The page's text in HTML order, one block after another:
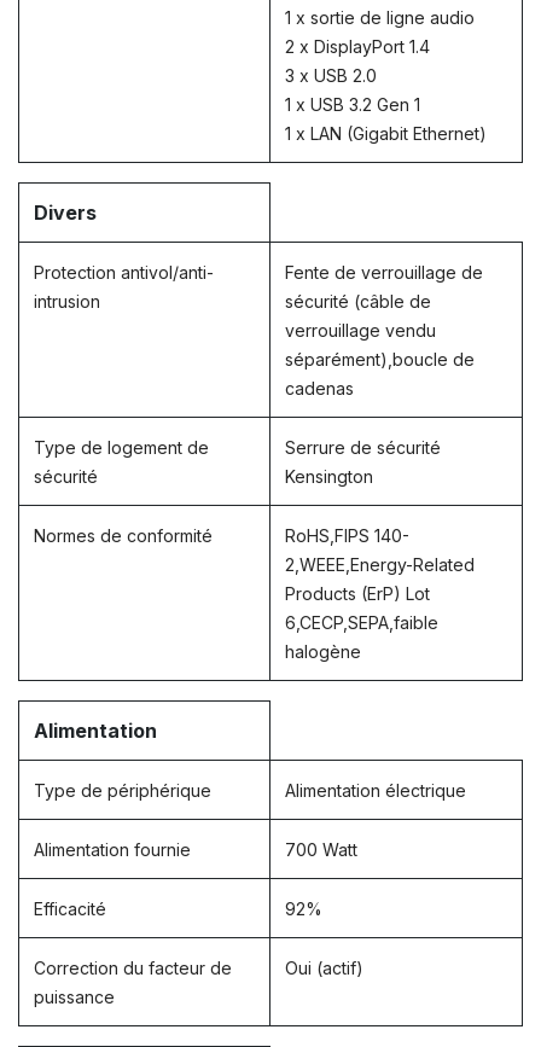
1 x sortie de ligne audio
2 x DisplayPort 1.4
3 x USB 2.0
1 x USB 3.2 Gen 1
1 x LAN (Gigabit Ethernet)
Divers
Protection antivol/anti-
intrusion
Fente de verrouillage de
sécurité (câble de
verrouillage vendu
séparément),boucle de
cadenas
Type de logement de
sécurité
Serrure de sécurité
Kensington
Normes de conformité
RoHS,FIPS 140-
2,WEEE,Energy-Related
Products (ErP) Lot
6,CECP,SEPA,faible
halogène
Alimentation
Type de périphérique Alimentation électrique
Alimentation fournie 700 Watt
Efficacité 92%
Correction du facteur de
puissance
Oui (actif)